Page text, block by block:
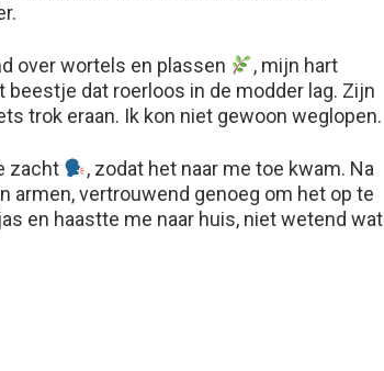
over wortels en plassen
, mijn hart
beestje dat roerloos in de modder lag. Zijn
trok eraan. Ik kon niet gewoon weglopen.
zacht
, zodat het naar me toe kwam. Na
armen, vertrouwend genoeg om het op te
en haastte me naar huis, niet wetend wat